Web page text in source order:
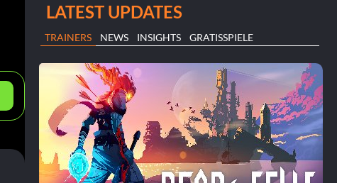
LATEST UPDATES
TRAINERS NEWS INSIGHTS GRATISSPIELE